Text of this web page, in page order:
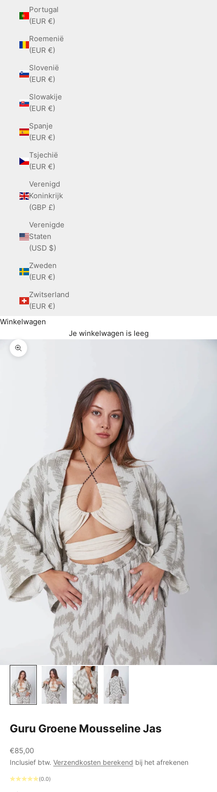
Portugal
(EUR €)
Roemenië
(EUR €)
Slovenië
(EUR €)
Slowakije
(EUR €)
Spanje
(EUR €)
Tsjechië
(EUR €)
Verenigd
Koninkrijk
(GBP £)
Verenigde
Staten
(USD $)
Zweden
(EUR €)
Zwitserland
(EUR €)
Winkelwagen
Je winkelwagen is leeg
In-/uitzoomen
Guru Groene Mousseline Jas
Aanbiedingsprijs
€85,00
Inclusief btw. Verzendkosten berekend bij het afrekenen
(0.0)